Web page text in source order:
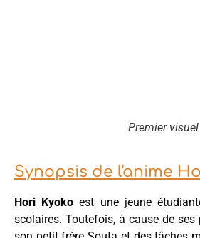
Premier visuel
Synopsis de l'anime
Hori Kyoko est une jeune
scolaires. Toutefois, à cause de